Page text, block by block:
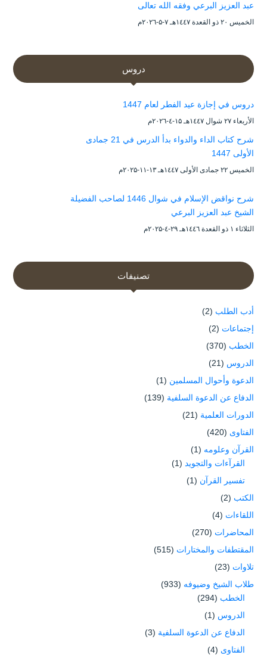
عبد العزيز البرعي وفقه الله تعالى
الخميس ۲۰ ذو القعدة ۱٤٤۷هـ ۷-۵-۲۰۲٦م
دروس
دروس في إجازة عيد الفطر لعام 1447
الأربعاء ۲۷ شوال ۱٤٤۷هـ ۱۵-٤-۲۰۲٦م
شرح كتاب الداء والدواء بدأ الدرس في 21 جمادى
الأولى 1447
الخميس ۲۲ جمادى الأولى ۱٤٤۷هـ ۱۳-۱۱-۲۰۲۵م
شرح نواقض الإسلام في شوال 1446 لصاحب الفضيلة
الشيخ عبد العزيز البرعي
الثلاثاء ۱ ذو القعدة ۱٤٤٦هـ ۲۹-٤-۲۰۲۵م
تصنيفات
أدب الطلب (2)
إجتماعات (2)
الخطب (370)
الدروس (21)
الدعوة وأحوال المسلمين (1)
الدفاع عن الدعوة السلفية (139)
الدورات العلمية (21)
الفتاوى (420)
القرآن وعلومه (1)
القرآءات والتجويد (1)
تفسير القرآن (1)
الكتب (2)
اللقاءات (4)
المحاضرات (270)
المقتطفات والمختارات (515)
تلاوات (23)
طلاب الشيخ وضيوفه (933)
الخطب (294)
الدروس (1)
الدفاع عن الدعوة السلفية (3)
الفتاوى (4)